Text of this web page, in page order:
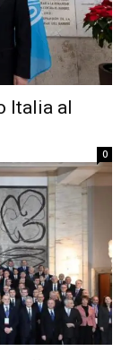
Italia al
0